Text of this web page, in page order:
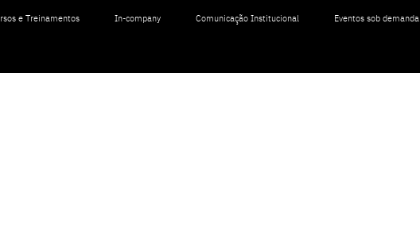
e Treinamentos In-company Comunicação Institucional Eventos sob demanda